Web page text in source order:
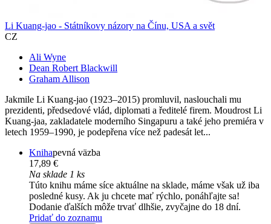
Li Kuang-jao - Státníkovy názory na Čínu, USA a svět
CZ
Ali Wyne
Dean Robert Blackwill
Graham Allison
Jakmile Li Kuang-jao (1923–2015) promluvil, naslouchali mu
prezidenti, předsedové vlád, diplomati a ředitelé firem. Moudrost Li
Kuang-jaa, zakladatele moderního Singapuru a také jeho premiéra v
letech 1959–1990, je podepřena více než padesát let...
Knihapevná väzba
17,89 €
Na sklade 1 ks
Túto knihu máme síce aktuálne na sklade, máme však už iba
posledné kusy. Ak ju chcete mať rýchlo, ponáhľajte sa!
Dodanie ďalších môže trvať dlhšie, zvyčajne do 18 dní.
Pridať do zoznamu